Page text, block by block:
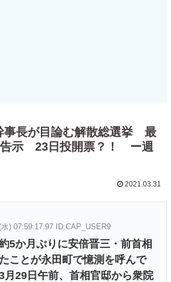
事長が目論む解散総選挙 最
告示 23日投開票？！ ー週
2021.03.31
) 07:59:17.97 ID:CAP_USER9
5か月ぶりに安倍晋三・前首相
ことが永田町で憶測を呼んで
月29日午前、首相官邸から衆院